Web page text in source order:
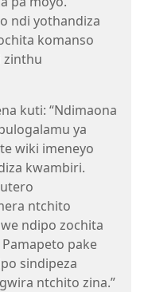
ndi yothandiza
komanso
zinthu
kuti: “Ndimaona
ya
wiki imeneyo
kwambiri.
ntchito
ndipo zochita
pake
sindipeza
ntchito zina.”